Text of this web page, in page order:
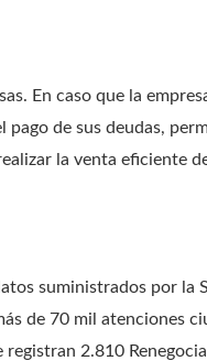
En caso que la
pago de sus deudas,
la venta eficiente
suministrados por la
de 70 mil atenciones
2.810